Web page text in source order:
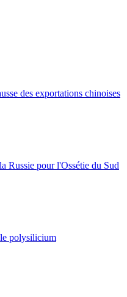
des exportations chinoises
Russie pour l'Ossétie du Sud
le polysilicium